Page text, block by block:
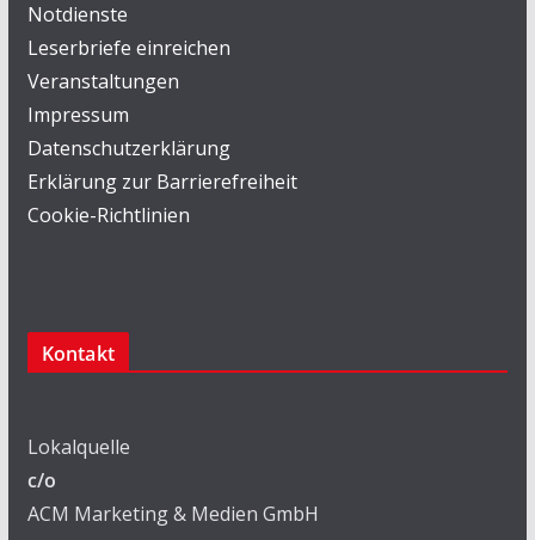
Notdienste
Leserbriefe einreichen
Veranstaltungen
Impressum
Datenschutzerklärung
Erklärung zur Barrierefreiheit
Cookie-Richtlinien
Kontakt
Lokalquelle
c/o
ACM Marketing & Medien GmbH